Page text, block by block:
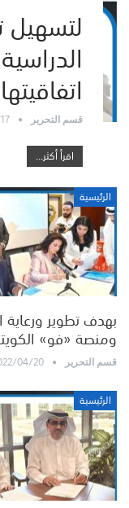
لتسهيل
قسم التحرير
اقرأ أكثر...
الرئيسية
بهدف تطوير
ومنصة «فو»
قسم التحرير 04/20
الرئيسية